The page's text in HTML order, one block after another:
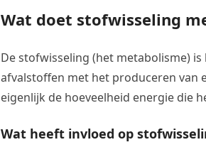
Wat doet stofwisseling
De stofwisseling (het metabolisme)
afvalstoffen met het produceren van
eigenlijk de hoeveelheid energie die
Wat heeft invloed op